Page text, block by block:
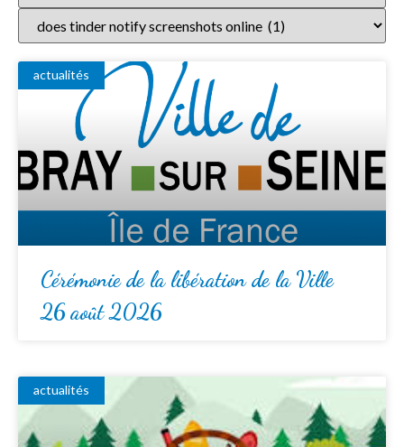
actualités
Cérémonie de la libération de la Ville
26 août 2026
actualités